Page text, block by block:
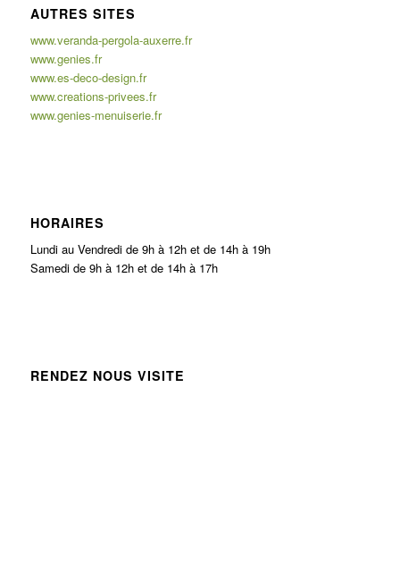
AUTRES SITES
www.veranda-pergola-auxerre.fr
www.genies.fr
www.es-deco-design.fr
www.creations-privees.fr
www.genies-menuiserie.fr
HORAIRES
Lundi au Vendredi de 9h à 12h et de 14h à 19h
Samedi de 9h à 12h et de 14h à 17h
RENDEZ NOUS VISITE